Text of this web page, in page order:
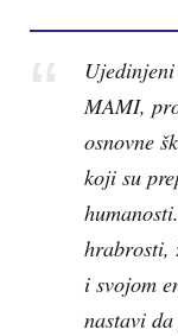
MAMI,
osnovne
koji su
hrabrosti,
i svojom
nastavi